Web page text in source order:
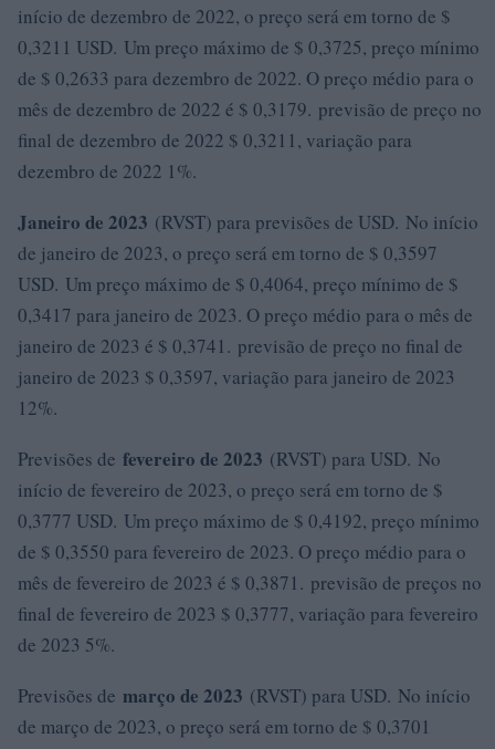
início de dezembro de 2022, o preço será em torno de $
0,3211 USD. Um preço máximo de $ 0,3725, preço mínimo
de $ 0,2633 para dezembro de 2022. O preço médio para o
mês de dezembro de 2022 é $ 0,3179. previsão de preço no
final de dezembro de 2022 $ 0,3211, variação para
dezembro de 2022 1%.
Janeiro de 2023 (RVST) para previsões de USD. No início
de janeiro de 2023, o preço será em torno de $ 0,3597
USD. Um preço máximo de $ 0,4064, preço mínimo de $
0,3417 para janeiro de 2023. O preço médio para o mês de
janeiro de 2023 é $ 0,3741. previsão de preço no final de
janeiro de 2023 $ 0,3597, variação para janeiro de 2023
12%.
Previsões de fevereiro de 2023 (RVST) para USD. No
início de fevereiro de 2023, o preço será em torno de $
0,3777 USD. Um preço máximo de $ 0,4192, preço mínimo
de $ 0,3550 para fevereiro de 2023. O preço médio para o
mês de fevereiro de 2023 é $ 0,3871. previsão de preços no
final de fevereiro de 2023 $ 0,3777, variação para fevereiro
de 2023 5%.
Previsões de março de 2023 (RVST) para USD. No início
de março de 2023, o preço será em torno de $ 0,3701